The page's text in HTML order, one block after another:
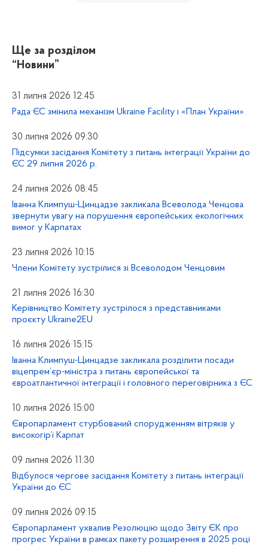
Ще за розділом
“Новини”
31 липня 2026 12:45
Рада ЄС змінила механізм Ukraine Facility і «План України»
30 липня 2026 09:30
Підсумки засідання Комітету з питань інтеграції України до
ЄС 29 липня 2026 р.
24 липня 2026 08:45
Іванна Климпуш-Цинцадзе закликала Всеволода Ченцова
звернути увагу на порушення європейських екологічних
вимог у Карпатах
23 липня 2026 10:15
Члени Комітету зустрілися зі Всеволодом Ченцовим
21 липня 2026 16:30
Керівництво Комітету зустрілося з представниками
проєкту Ukraine2EU
16 липня 2026 15:15
Іванна Климпуш-Цинцадзе закликала розділити посади
віцепрем’єр-міністра з питань європейської та
євроатлантичної інтеграції і головного переговірника з ЄС
10 липня 2026 15:00
Європарламент стурбований спорудженням вітряків у
високогір’ї Карпат
09 липня 2026 11:30
Відбулося чергове засідання Комітету з питань інтеграції
України до ЄС
09 липня 2026 09:15
Європарламент ухвалив Резолюцію щодо Звіту ЄК про
прогрес України в рамках пакету розширення в 2025 році